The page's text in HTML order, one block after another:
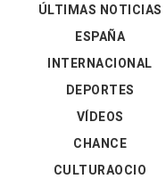
ÚLTIMAS NOTICIAS
ESPAÑA
INTERNACIONAL
DEPORTES
VÍDEOS
CHANCE
CULTURAOCIO